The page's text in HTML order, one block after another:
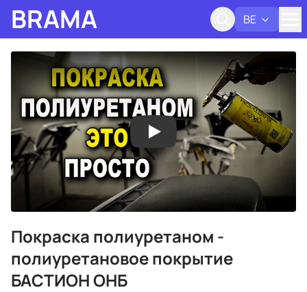
BRAMA BE
Покраска полиуретаном -
полиуретановое покрытие
БАСТИОН ОНБ